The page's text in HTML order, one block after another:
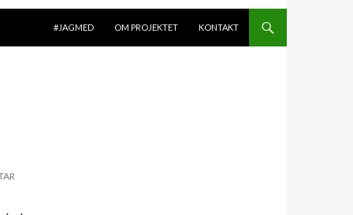
#JAGMED
OM PROJEKTET KONTAKT